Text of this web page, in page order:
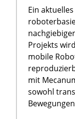
Ein
Projekts
mobile
mit
sowohl